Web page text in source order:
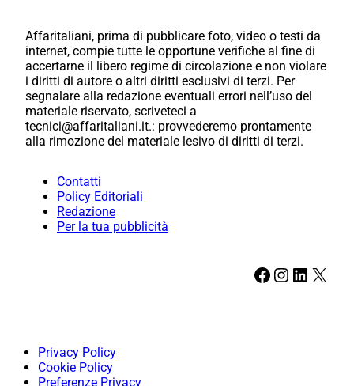
Affaritaliani, prima di pubblicare foto, video o testi da
internet, compie tutte le opportune verifiche al fine di
accertarne il libero regime di circolazione e non violare
i diritti di autore o altri diritti esclusivi di terzi. Per
segnalare alla redazione eventuali errori nell’uso del
materiale riservato, scriveteci a
tecnici@affaritaliani.it.: provvederemo prontamente
alla rimozione del materiale lesivo di diritti di terzi.
Contatti
Policy Editoriali
Redazione
Per la tua pubblicità
Facebook Instagram LinkedIn X
Privacy Policy
Cookie Policy
Preferenze Privacy